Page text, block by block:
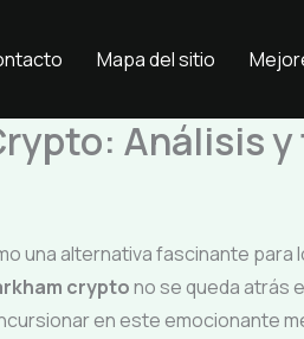
Mapa del sitio
Análisis
una alternativa fascinante para
cryptono se queda atrás
en este emocionante